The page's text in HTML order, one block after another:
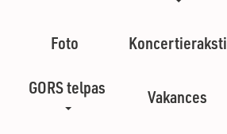
Foto Koncertieraksti
GORS telpas
Vakances